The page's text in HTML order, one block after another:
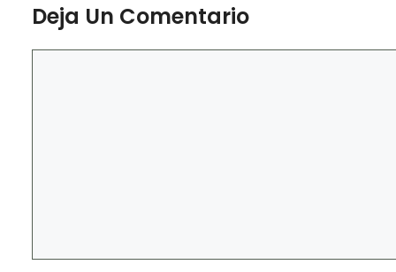
Deja Un Comentario